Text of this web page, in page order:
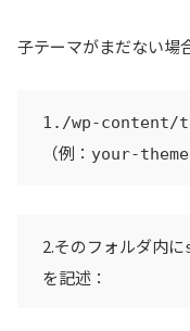
子テーマがまだない場
1./wp-content/
（例： your-
2.そのフォルダ内に
を記述：